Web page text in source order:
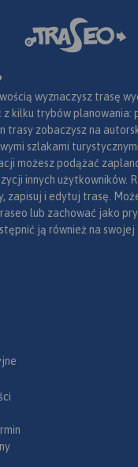
wyznaczysz trasę
z kilku trybów planowania:
trasy zobaczysz na
szlakami turystycznymi.
możesz podążać
innych użytkowników.
zapisuj i edytuj trasę.
lub zachować jako
ją również na